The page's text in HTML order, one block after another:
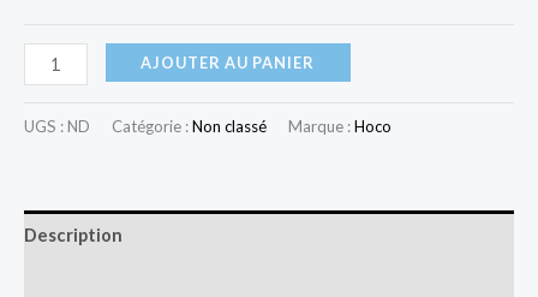
AJOUTER AU PANIER
UGS : ND Catégorie :Non classé Marque :Hoco
Description